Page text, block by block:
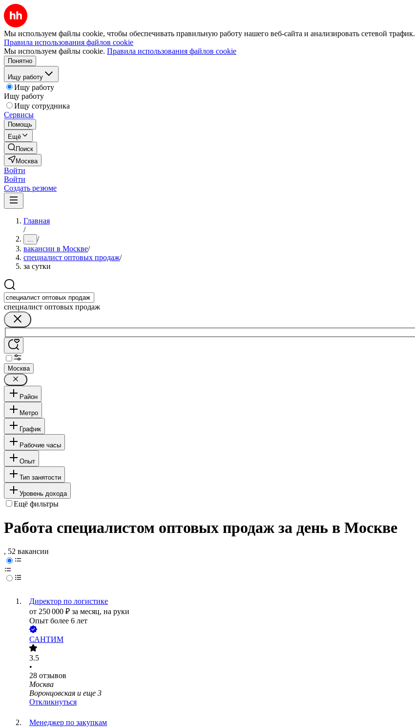
Мы используем файлы cookie, чтобы обеспечивать правильную работу нашего веб-сайта и анализировать сетевой трафик.
Правила использования файлов cookie
Мы используем файлы cookie. Правила использования файлов cookie
Понятно
Ищу работу
Ищу работу
Ищу работу
Ищу сотрудника
Сервисы
Помощь
Ещё
Поиск
Москва
Войти
Войти
Создать резюме
Главная
/
... /
вакансии в Москве/
специалист оптовых продаж/
за сутки
специалист оптовых продаж
Москва
Район
Метро
График
Рабочие часы
Опыт
Тип занятости
Уровень дохода
Ещё фильтры
Работа специалистом оптовых продаж за день в Москве
, 52 вакансии
Директор по логистике
от 250 000 ₽ за месяц, на руки
Опыт более 6 лет
САНТИМ
3.5
•
28 отзывов
Москва
Воронцовская и еще 3
Откликнуться
Менеджер по закупкам